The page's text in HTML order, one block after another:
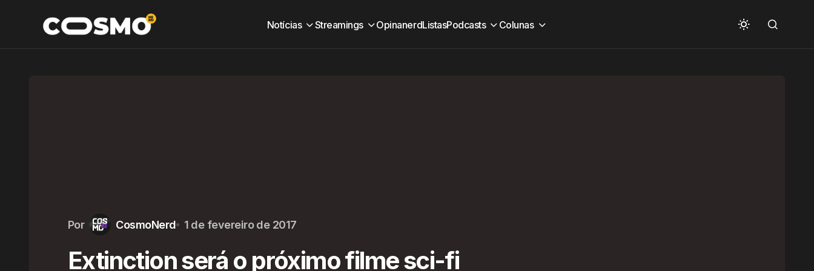
Notícias Streamings OpinanerdListasPodcasts Colunas
Por CosmoNerd 1 de fevereiro de 2017
Extinction será o próximo filme sci-fi